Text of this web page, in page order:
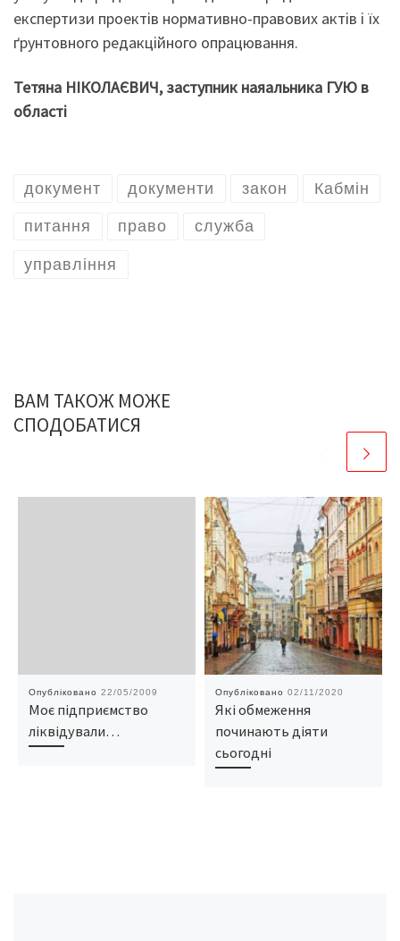
експертизи проектів нормативно-правових актів і їх
ґрунтовного редакційного опрацювання.
Тетяна НІКОЛАЄВИЧ, заступник наяальника ГУЮ в
області
документ документи закон Кабмін
питання право служба
управління
ВАМ ТАКОЖ МОЖЕ
СПОДОБАТИСЯ
Опубліковано 22/05/2009
Моє підприємство
ліквідували…
Опубліковано 02/11/2020
Які обмеження
починають діяти
сьогодні